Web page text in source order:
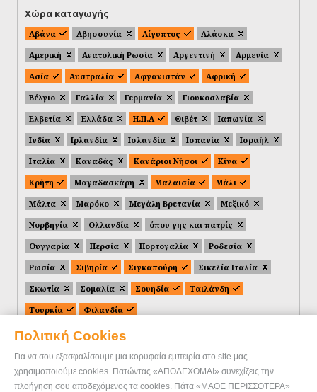
Πολιτική Cookies
Για να σου εξασφαλίσουμε μια κορυφαία εμπειρία στο site μας
χρησιμοποιούμε cookies. Πατώντας «ΑΠΟΔΕΧΟΜΑΙ» συνεχίζεις την
πλοήγηση σου αποδεχόμενος τα cookies. Πάτα «ΜΑΘΕ ΠΕΡΙΣΣΟΤΕΡΑ»
Χώρα καταγωγής
Αβάνα Αβησσυνία Αίγυπτος
Αλάσκα
Αμερική
Ανατολική Ρωσία Αργεντινή
Αρμενία
Ασία
Αυστραλία Αφγανιστάν
Αφρική
Βέλγιο
Γαλλία Γερμανία
Γιουκοσλαβία
Ελβετία
Ελλάδα Η.Π.Α Θιβέτ
Ιαπωνία
Ινδία
Ιρλανδία Ισλανδία Ισπανία
Ισραήλ
Ιταλία
Καναδάς Κανάριοι Νήσοι
Κίνα
Κρήτη
Μαγαδασκάρη Μαλαισία
Μάλι
Μάλτα
Μαρόκο Μεγάλη Βρετανία
Μεξικό
Νορβηγία
Ολλανδία
όπου γης και πατρίς
Ουγγαρία
Περσία Πορτογαλία
Ροδεσία
Ρωσία
Σιβηρία Σιγκαπούρη
Σικελία Ιταλία
Σκωτία
Σομαλία Σουηδία
Ταιλάνδη
Τουρκία
Φιλανδία